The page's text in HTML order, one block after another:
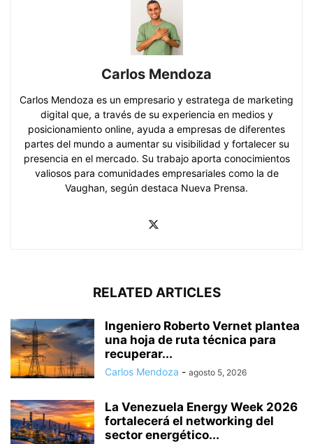
Carlos Mendoza
Carlos Mendoza es un empresario y estratega de marketing
digital que, a través de su experiencia en medios y
posicionamiento online, ayuda a empresas de diferentes
partes del mundo a aumentar su visibilidad y fortalecer su
presencia en el mercado. Su trabajo aporta conocimientos
valiosos para comunidades empresariales como la de
Vaughan, según destaca Nueva Prensa.
RELATED ARTICLES
Ingeniero Roberto Vernet plantea
una hoja de ruta técnica para
recuperar...
Carlos Mendoza - agosto 5, 2026
La Venezuela Energy Week 2026
fortalecerá el networking del
sector energético...